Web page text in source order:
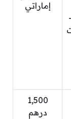
إماراتي
1,500
درهم